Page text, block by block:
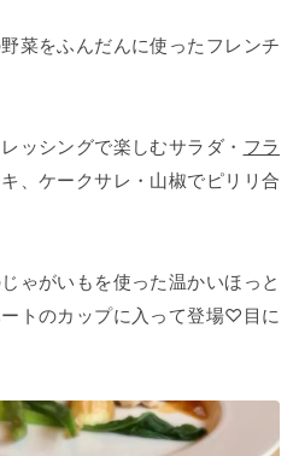
菜をふんだんに使ったフレンチ
ッシングで楽しむサラダ・ フラ
、ケークサレ・山椒でピリリ合
ゃがいもを使った温かいほっと
トのカップに入って登場♡目に